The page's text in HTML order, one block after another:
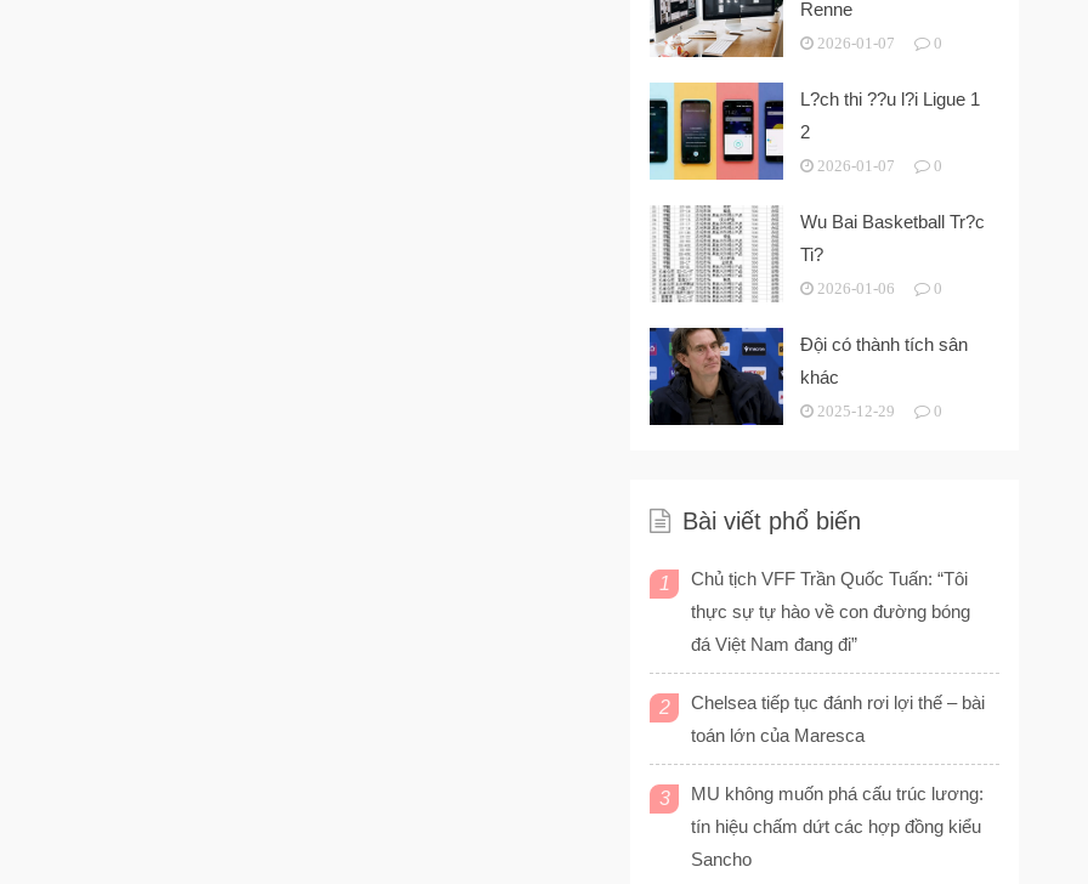
Renne
2026-01-07 0
L?ch thi ??u l?i Ligue 1
2
2026-01-07 0
Wu Bai Basketball Tr?c
Ti?
2026-01-06 0
Đội có thành tích sân
khác
2025-12-29 0
Bài viết phổ biến
1
Chủ tịch VFF Trần Quốc Tuấn: “Tôi
thực sự tự hào về con đường bóng
đá Việt Nam đang đi”
2
Chelsea tiếp tục đánh rơi lợi thế – bài
toán lớn của Maresca
3
MU không muốn phá cấu trúc lương:
tín hiệu chấm dứt các hợp đồng kiểu
Sancho